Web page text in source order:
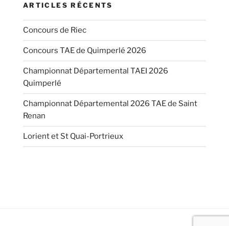
ARTICLES RÉCENTS
Concours de Riec
Concours TAE de Quimperlé 2026
Championnat Départemental TAEI 2026
Quimperlé
Championnat Départemental 2026 TAE de Saint
Renan
Lorient et St Quai-Portrieux